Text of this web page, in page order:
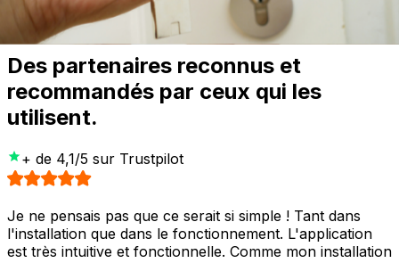
Sécuriser mon logement
Des partenaires reconnus et
recommandés par ceux qui les
utilisent.
+ de 4,1/5️ sur Trustpilot
Je ne pensais pas que ce serait si simple ! Tant dans
l'installation que dans le fonctionnement. L'application
est très intuitive et fonctionnelle. Comme mon installation